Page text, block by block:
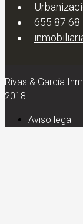
655 87 68
Rivas & García
2018
Aviso legal